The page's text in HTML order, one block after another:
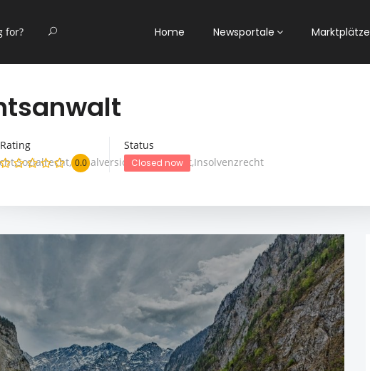
Home Newsportale Marktplätze
Rating
0.0
Status
Closed now